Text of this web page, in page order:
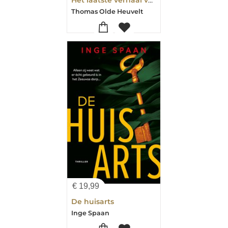
Thomas Olde Heuvelt
€ 19,99
De huisarts
Inge Spaan